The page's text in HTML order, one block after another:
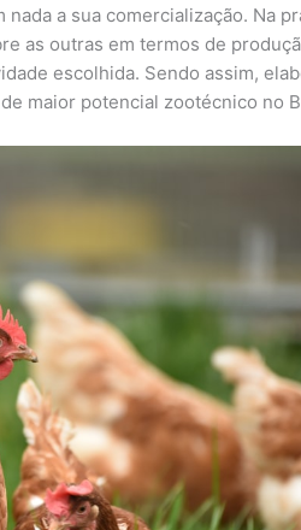
a sua comercialização. Na
as outras em termos de
escolhida. Sendo assim,
maior potencial zootécnico no